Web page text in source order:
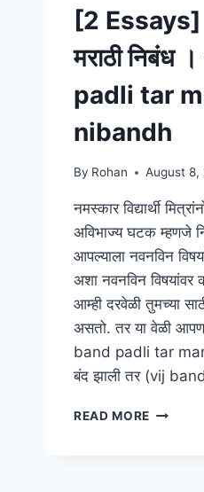
[2 Essays]
मराठी निबंध
padli tar
nibandh
By Rohan August 8,
नमस्कार विद्यार्थी
अविभाज्य घटक म्हणजे
आपल्याला नवनविन
अशा नवनविन विषयांवर
आम्ही दरवेळी तुमच्या
असतो. तर या वेळी
band padli tar
बंद झाली तर (vij
READ MORE